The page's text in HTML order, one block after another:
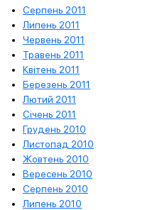
Серпень 2011
Липень 2011
Червень 2011
Травень 2011
Квітень 2011
Березень 2011
Лютий 2011
Січень 2011
Грудень 2010
Листопад 2010
Жовтень 2010
Вересень 2010
Серпень 2010
Липень 2010